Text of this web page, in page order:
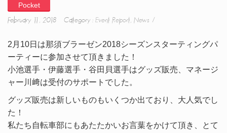
Pocket
February 11, 2018 Category : Event Report, News
2月10日は那須ブラーゼン2018シーズンスターティングパ
ーティーに参加させて頂きました！
小池選手・伊藤選手・谷田貝選手はグッズ販売、マネージ
ャー川﨑は受付のサポートでした。
グッズ販売は新しいものもいくつか出ており、大人気でし
た！
私たち自転車部にもあたたかいお言葉をかけて頂き、とて